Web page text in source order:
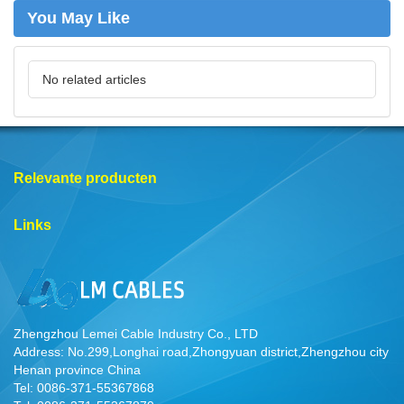
You May Like
No related articles
Relevante producten
Links
Zhengzhou Lemei Cable Industry Co., LTD
Address: No.299,Longhai road,Zhongyuan district,Zhengzhou city
Henan province China
Tel: 0086-371-55367868